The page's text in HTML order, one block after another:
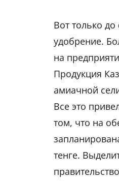
Вот только
удобрение.
на
Продукция
амиачной
Все это
том, что на
тенге.